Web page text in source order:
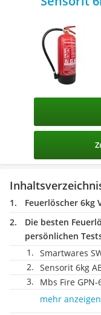
Feuerlöscher 6kg
Die besten
persönlichen
Smartwares
Sensorit 6kg
Mbs Fire GPN-
mehr anzeigen